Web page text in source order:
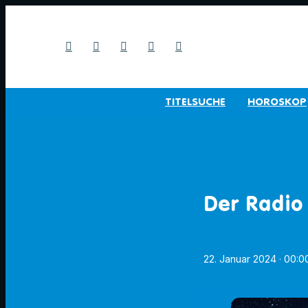
TITELSUCHE HOROSKOP
Der
22. Januar 2024 ·